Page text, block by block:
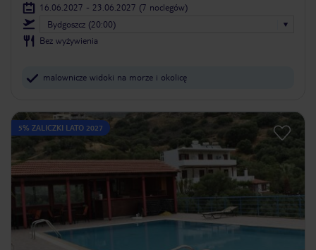
16.06.2027 - 23.06.2027 (7 noclegów)
Bydgoszcz (20:00)
Bez wyżywienia
malownicze widoki na morze i okolicę
5% ZALICZKI LATO 2027